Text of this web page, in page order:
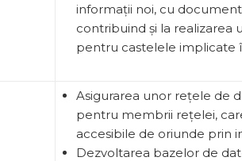
informații noi, cu
contribuind și la
pentru castelele implicate
Asigurarea unor rețele de
pentru membrii rețelei,
accesibile de oriunde prin
Dezvoltarea bazelor de